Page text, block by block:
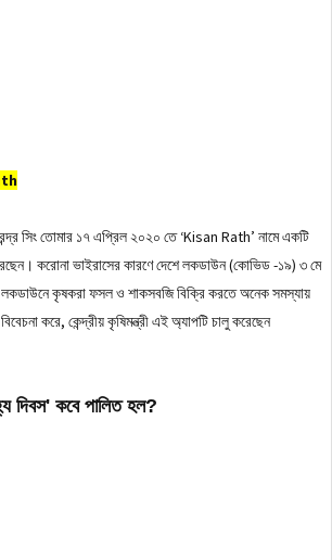
সিং তোমার ১৭ এপ্রিল ২০২০ তে ‘Kisan Rath’ নামে একটি
করোনা ভাইরাসের কারণে দেশে লকডাউন (কোভিড -১৯) ৩ মে
কৃষকরা ফসল ও শাকসবজি বিক্রি করতে অনেক সমস্যায়
করে, কেন্দ্রীয় কৃষিমন্ত্রী এই অ্যাপটি চালু করেছেন
দিবস' কবে পালিত হল?